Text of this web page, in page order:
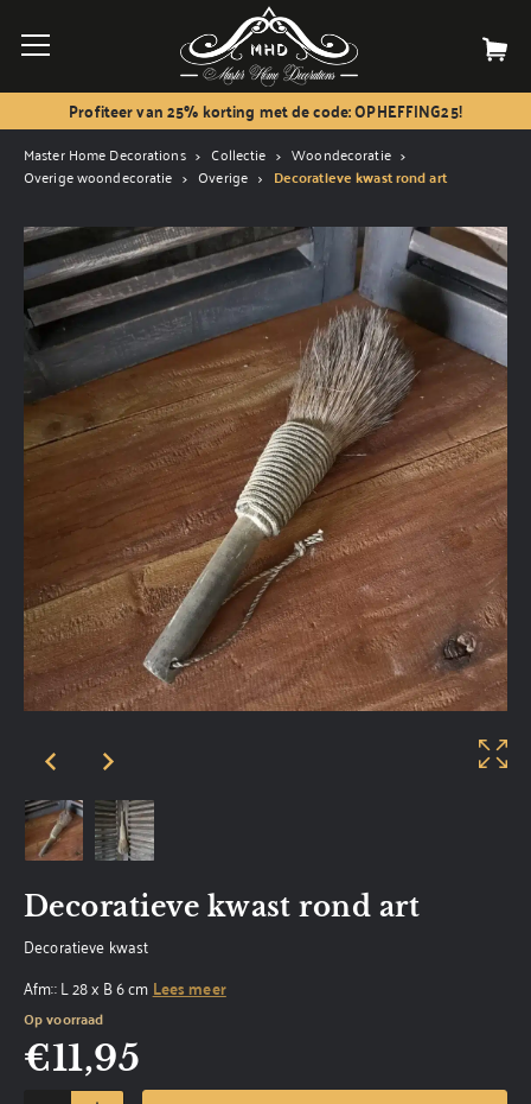
Profiteer van 25% korting met de code: OPHEFFING25!
Master Home Decorations Collectie
Woondecoratie
Overige woondecoratie
Overige Decoratieve kwast rond art
Decoratieve kwast rond art
Decoratieve kwast
Afm:: L 28 x B 6 cm Lees meer
Op voorraad
€11,95